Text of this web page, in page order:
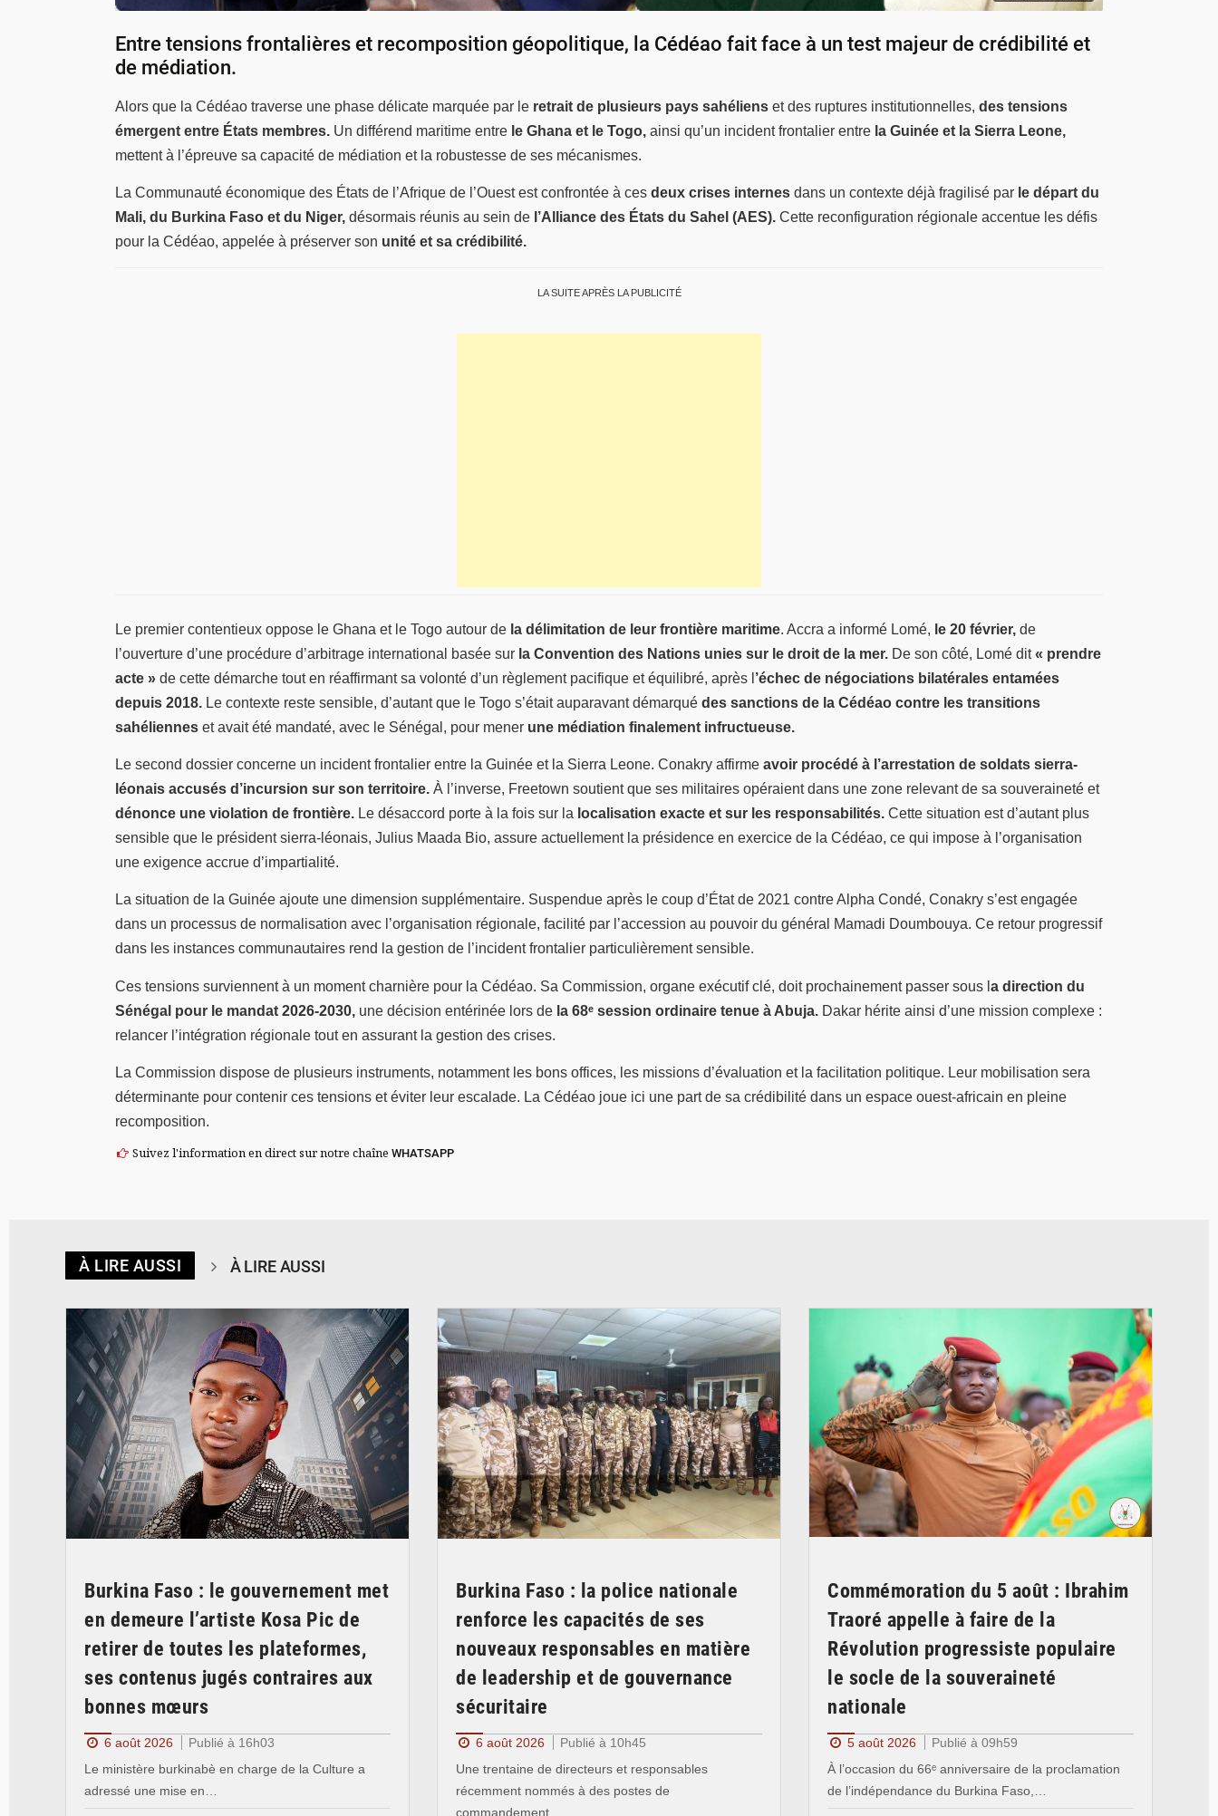
Entre tensions frontalières et recomposition géopolitique, la Cédéao fait face à un test majeur de crédibilité et
de médiation.
Alors que la Cédéao traverse une phase délicate marquée par le retrait de plusieurs pays sahéliens et des ruptures institutionnelles, des tensions
émergent entre États membres. Un différend maritime entre le Ghana et le Togo, ainsi qu’un incident frontalier entre la Guinée et la Sierra Leone,
mettent à l’épreuve sa capacité de médiation et la robustesse de ses mécanismes.
La Communauté économique des États de l’Afrique de l’Ouest est confrontée à ces deux crises internes dans un contexte déjà fragilisé par le départ du
Mali, du Burkina Faso et du Niger, désormais réunis au sein de l’Alliance des États du Sahel (AES). Cette reconfiguration régionale accentue les défis
pour la Cédéao, appelée à préserver son unité et sa crédibilité.
LA SUITE APRÈS LA PUBLICITÉ
Le premier contentieux oppose le Ghana et le Togo autour de la délimitation de leur frontière maritime. Accra a informé Lomé, le 20 février, de
l’ouverture d’une procédure d’arbitrage international basée sur la Convention des Nations unies sur le droit de la mer. De son côté, Lomé dit« prendre
acte » de cette démarche tout en réaffirmant sa volonté d’un règlement pacifique et équilibré, après l ’échec de négociations bilatérales entamées
depuis 2018. Le contexte reste sensible, d’autant que le Togo s’était auparavant démarqué des sanctions de la Cédéao contre les transitions
sahéliennes et avait été mandaté, avec le Sénégal, pour mener une médiation finalement infructueuse.
Le second dossier concerne un incident frontalier entre la Guinée et la Sierra Leone. Conakry affirme avoir procédé à l’arrestation de soldats sierra-
léonais accusés d’incursion sur son territoire. À l’inverse, Freetown soutient que ses militaires opéraient dans une zone relevant de sa souveraineté et
dénonce une violation de frontière. Le désaccord porte à la fois sur la localisation exacte et sur les responsabilités. Cette situation est d’autant plus
sensible que le président sierra-léonais, Julius Maada Bio, assure actuellement la présidence en exercice de la Cédéao, ce qui impose à l’organisation
une exigence accrue d’impartialité.
La situation de la Guinée ajoute une dimension supplémentaire. Suspendue après le coup d’État de 2021 contre Alpha Condé, Conakry s’est engagée
dans un processus de normalisation avec l’organisation régionale, facilité par l’accession au pouvoir du général Mamadi Doumbouya. Ce retour progressif
dans les instances communautaires rend la gestion de l’incident frontalier particulièrement sensible.
Ces tensions surviennent à un moment charnière pour la Cédéao. Sa Commission, organe exécutif clé, doit prochainement passer sous l a direction du
Sénégal pour le mandat 2026-2030, une décision entérinée lors de la 68ᵉ session ordinaire tenue à Abuja. Dakar hérite ainsi d’une mission complexe :
relancer l’intégration régionale tout en assurant la gestion des crises.
La Commission dispose de plusieurs instruments, notamment les bons offices, les missions d’évaluation et la facilitation politique. Leur mobilisation sera
déterminante pour contenir ces tensions et éviter leur escalade. La Cédéao joue ici une part de sa crédibilité dans un espace ouest-africain en pleine
recomposition.
Suivez l'information en direct sur notre chaîneWHATSAPP
À LIRE AUSSI À LIRE AUSSI
Burkina Faso : le gouvernement met
en demeure l’artiste Kosa Pic de
retirer de toutes les plateformes,
ses contenus jugés contraires aux
bonnes mœurs
6 août 2026
Publié à 16h03
Le ministère burkinabè en charge de la Culture a
adressé une mise en…
Burkina Faso : la police nationale
renforce les capacités de ses
nouveaux responsables en matière
de leadership et de gouvernance
sécuritaire
6 août 2026
Publié à 10h45
Une trentaine de directeurs et responsables
récemment nommés à des postes de
commandement…
Commémoration du 5 août : Ibrahim
Traoré appelle à faire de la
Révolution progressiste populaire
le socle de la souveraineté
nationale
5 août 2026
Publié à 09h59
À l’occasion du 66ᵉ anniversaire de la proclamation
de l’indépendance du Burkina Faso,…